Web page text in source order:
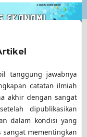
tanggung jawabnya
catatan ilmiah
akhir dengan sangat
dipublikasikan
dalam kondisi yang
mementingkan